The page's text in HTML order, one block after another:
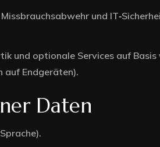
Version
und
und optionale Services auf
auf Endgeräten).
Daten